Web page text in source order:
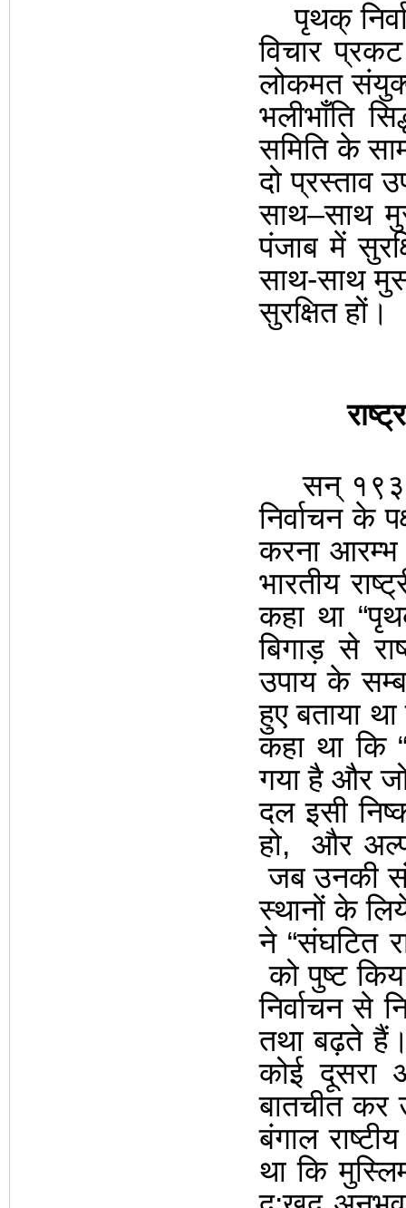
पृथक्
विचार
लोकमत
भलीभाँति
समिति के
दो प्रस्ताव
साथ–साथ
पंजाब में
साथ-साथ
सुरक्षित हों।
सन्
निर्वाचन के
करना
भारतीय
कहा था “
बिगाड़ से
उपाय के
हुए बताया
कहा था कि
गया है और
दल इसी
हो,
और अल्प
जब उनकी
स्थानों के
ने “संघटित
को पुष्ट
निर्वाचन से
तथा बढ़ते
कोई दूसरा
बातचीत
बंगाल
था कि